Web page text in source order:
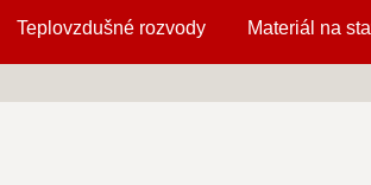
Teplovzdušné rozvody Materiál na